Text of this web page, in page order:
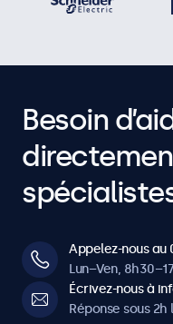
Besoin
Appelez-nous au
Lun–Ven,
Écrivez-nous à
Réponse sous